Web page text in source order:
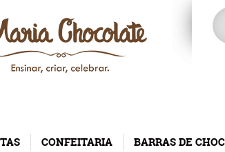
CONFEITARIA BARRAS DE